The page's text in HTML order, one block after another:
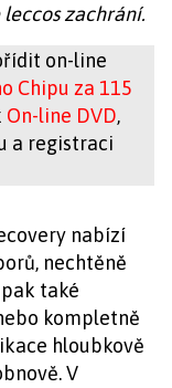
zachrání.
on-line
Chipu za 115
On-line DVD,
a registraci
nabízí
nechtěně
také
kompletně
hloubkově
V